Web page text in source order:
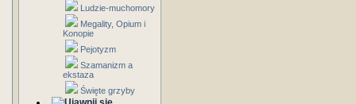
Ludzie-muchomory
Megality, Opium i
Konopie
Pejotyzm
Szamanizm a
ekstaza
Święte grzyby